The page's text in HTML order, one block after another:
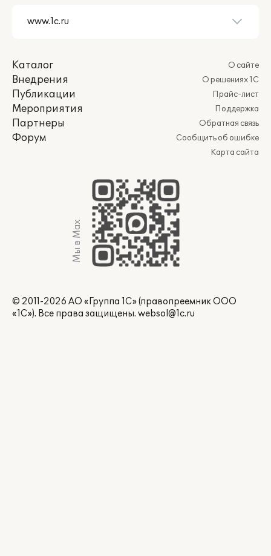
Каталог
Внедрения
Публикации
Мероприятия
Партнеры
Форум
О сайте
О решениях 1С
Прайс-лист
Поддержка
Обратная связь
Сообщить об ошибке
Карта сайта
Мы в Max
© 2011-2026 АО «Группа 1С» (правопреемник ООО
«1С»). Все права защищены. websol@1c.ru